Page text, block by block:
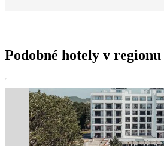
Podobné hotely v regionu